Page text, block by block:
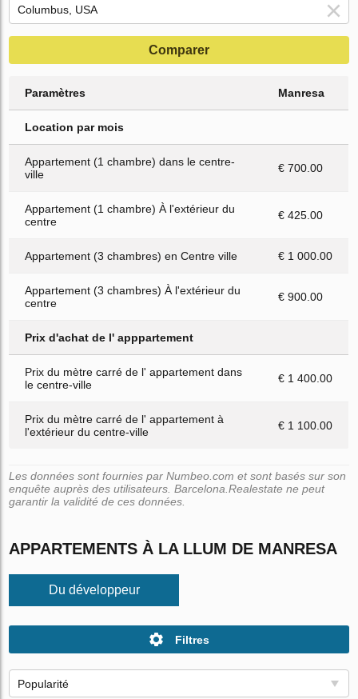
Comparer
Paramètres Manresa
Location par mois
Appartement (1 chambre) dans le centre-
ville
€ 700.00
Appartement (1 chambre) À l'extérieur du
centre
€ 425.00
Appartement (3 chambres) en Centre ville € 1 000.00
Appartement (3 chambres) À l'extérieur du
centre
€ 900.00
Prix d'achat de l' apppartement
Prix du mètre carré de l' appartement dans
le centre-ville
€ 1 400.00
Prix du mètre carré de l' appartement à
l'extérieur du centre-ville
€ 1 100.00
Les données sont fournies par Numbeo.com et sont basés sur son
enquête auprès des utilisateurs. Barcelona.Realestate ne peut
garantir la validité de ces données.
APPARTEMENTS À LA LLUM DE MANRESA
Du développeur
Filtres
Popularité